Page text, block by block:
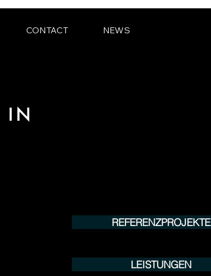
CONTACT NEWS
IN
LEISTUNGEN
REFERENZPROJEKTE